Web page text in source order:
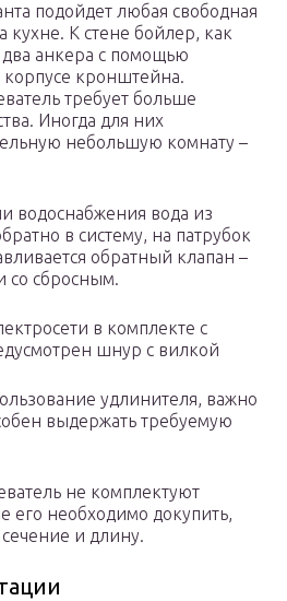
подойдет любая свободная
кухне. К стене бойлер, как
анкера с помощью
кронштейна.
требует больше
Иногда для них
небольшую комнату –
водоснабжения вода из
в систему, на патрубок
обратный клапан –
со сбросным.
в комплекте с
шнур с вилкой
удлинителя, важно
выдержать требуемую
не комплектуют
его необходимо докупить,
и длину.